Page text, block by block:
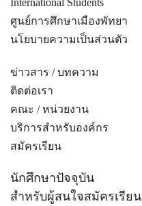
ศูนย์การศึกษาเมืองพัทยา
นโยบายความเป็นส่วนตัว
ข่าวสาร / บทความ
ติดต่อเรา
คณะ / หน่วยงาน
บริการสำหรับองค์กร
สมัครเรียน
นักศึกษาปัจจุบัน
สำหรับผู้สนใจสมัครเรียน